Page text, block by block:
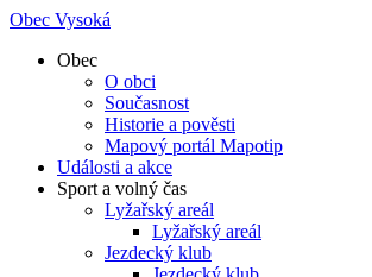
Obec Vysoká
Obec
O obci
Současnost
Historie a pověsti
Mapový portál Mapotip
Události a akce
Sport a volný čas
Lyžařský areál
Lyžařský areál
Jezdecký klub